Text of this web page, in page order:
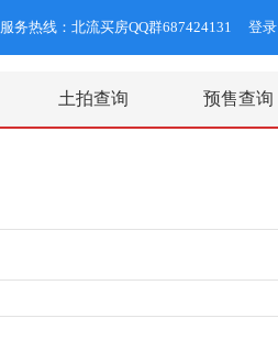
服务热线：北流买房QQ群687424131 登录
土拍查询 预售查询